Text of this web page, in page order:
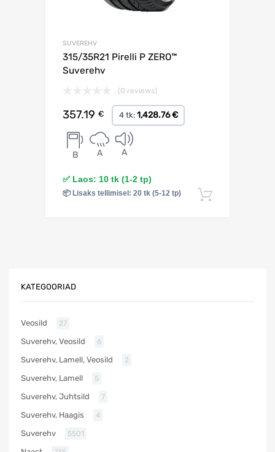
SUVEREHV
315/35R21 Pirelli P ZERO™
Suverehv
(0 reviews)
357.19 € 4 tk: 1,428.76 €
B A A
✅ Laos: 10 tk (1-2 tp)
📦 Lisaks tellimisel: 20 tk (5-12 tp)
KATEGOORIAD
Veosild 27
Suverehv, Veosild 6
Suverehv, Lamell, Veosild 2
Suverehv, Lamell 5
Suverehv, Juhtsild 7
Suverehv, Haagis 4
Suverehv 5501